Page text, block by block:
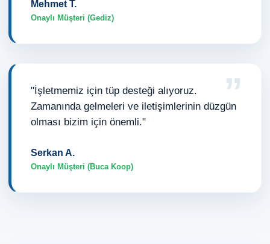
Mehmet T.
Onaylı Müşteri (Gediz)
”
"İşletmemiz için tüp desteği alıyoruz.
Zamanında gelmeleri ve iletişimlerinin düzgün
olması bizim için önemli."
Serkan A.
Onaylı Müşteri (Buca Koop)